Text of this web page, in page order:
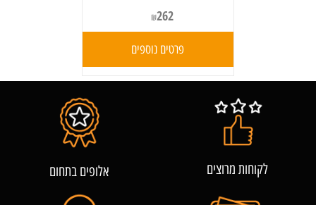
₪262
פרטים נוספים
לקוחות מרוצים אלופים בתחום